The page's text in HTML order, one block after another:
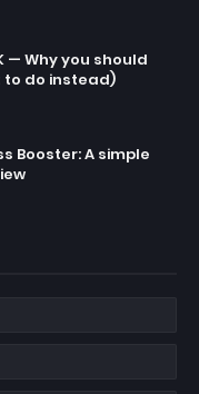
— Why you should
to do instead)
Booster: A simple